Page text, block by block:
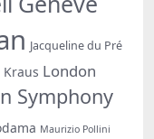
Jacqueline du Pré
Kraus London
Symphony
Maurizio Pollini